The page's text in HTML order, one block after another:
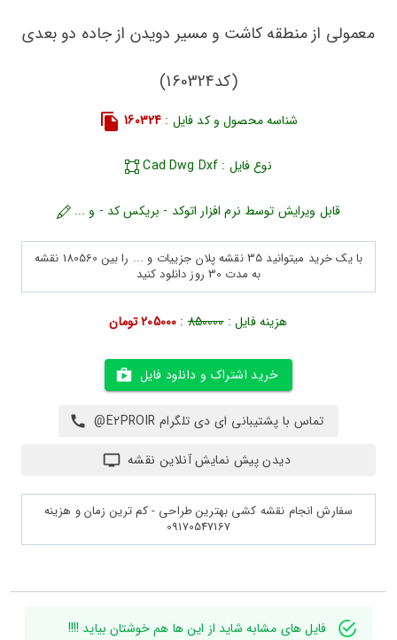
معمولی از منطقه کاشت و مسیر دویدن از جاده دو بعدی
(کد160324)
شناسه محصول و کد فایل : 160324
نوع فایل : Cad Dwg Dxf
قابل ویرایش توسط نرم افزار اتوکد - بریکس کد - و ...
با یک خرید میتوانید 35 نقشه پلان جزییات و ... را بین 180560 نقشه
به مدت 30 روز دانلود کنید
هزینه فایل :850000
: 205000 تومان
خرید اشتراک و دانلود فایل
تماس با پشتیبانی ای دی تلگرام E2PROIR@
دیدن پیش نمایش آنلاین نقشه
سفارش انجام نقشه کشی بهترین طراحی - کم ترین زمان و هزینه
09170547167
فایل های مشابه شاید از این ها هم خوشتان بیاید !!!!